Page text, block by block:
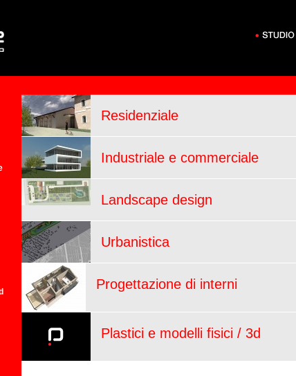
Residenziale
Industriale e commerciale
Landscape design
Urbanistica
Progettazione di interni
Plastici e modelli fisici / 3d